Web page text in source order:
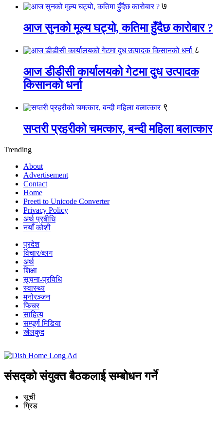
७
आज सुनको मूल्य घट्यो, कतिमा हुँदैछ कारोबार ?
८
आज डीडीसी कार्यालयको गेटमा दुध उत्पादक
किसानको धर्ना
९
सप्तरी प्रहरीको चमत्कार, बन्दी महिला बलात्कार
Trending
About
Advertisement
Contact
Home
Preeti to Unicode Converter
Privacy Policy
अर्थ प्रबीधि
नयाँ कोशी
प्रदेश
विचार/ब्लग
अर्थ
शिक्षा
सूचना-प्रविधि
स्वास्थ्य
मनोरञ्जन
फिचर
साहित्य
सम्पूर्ण मिडिया
खेलकुद
संसद्को संयुक्त बैठकलाई सम्बोधन गर्ने
सूची
ग्रिड